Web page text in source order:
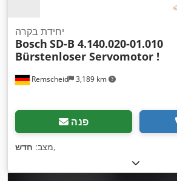
Remscheid 3,189 km
יחידת בקרה
Bosch SD-B 4.140.020-01.010
Bürstenloser Servomotor !
פנה
מצב: חדש ,